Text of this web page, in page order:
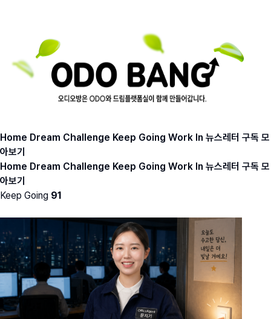
Home Dream Challenge Keep Going Work In 뉴스레터 구독 모
아보기
Home Dream Challenge Keep Going Work In 뉴스레터 구독 모
아보기
Keep Going 91